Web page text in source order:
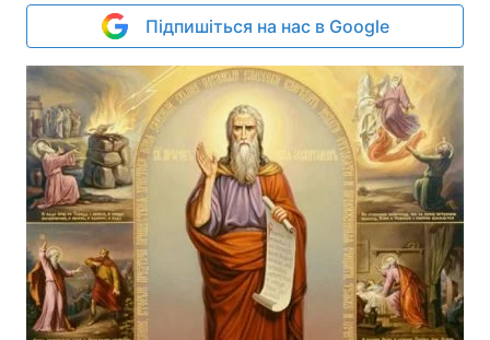
Підпишіться на нас в Google